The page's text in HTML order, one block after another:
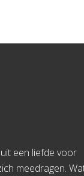
een liefde voor
meedragen.